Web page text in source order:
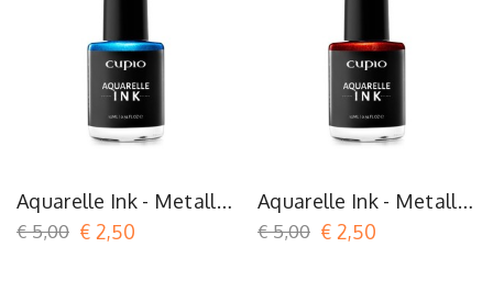
Aquarelle Ink - Metallic
Blue
€ 5,00 € 2,50
Aquarelle Ink - Metallic
Burgundy
€ 5,00 € 2,50